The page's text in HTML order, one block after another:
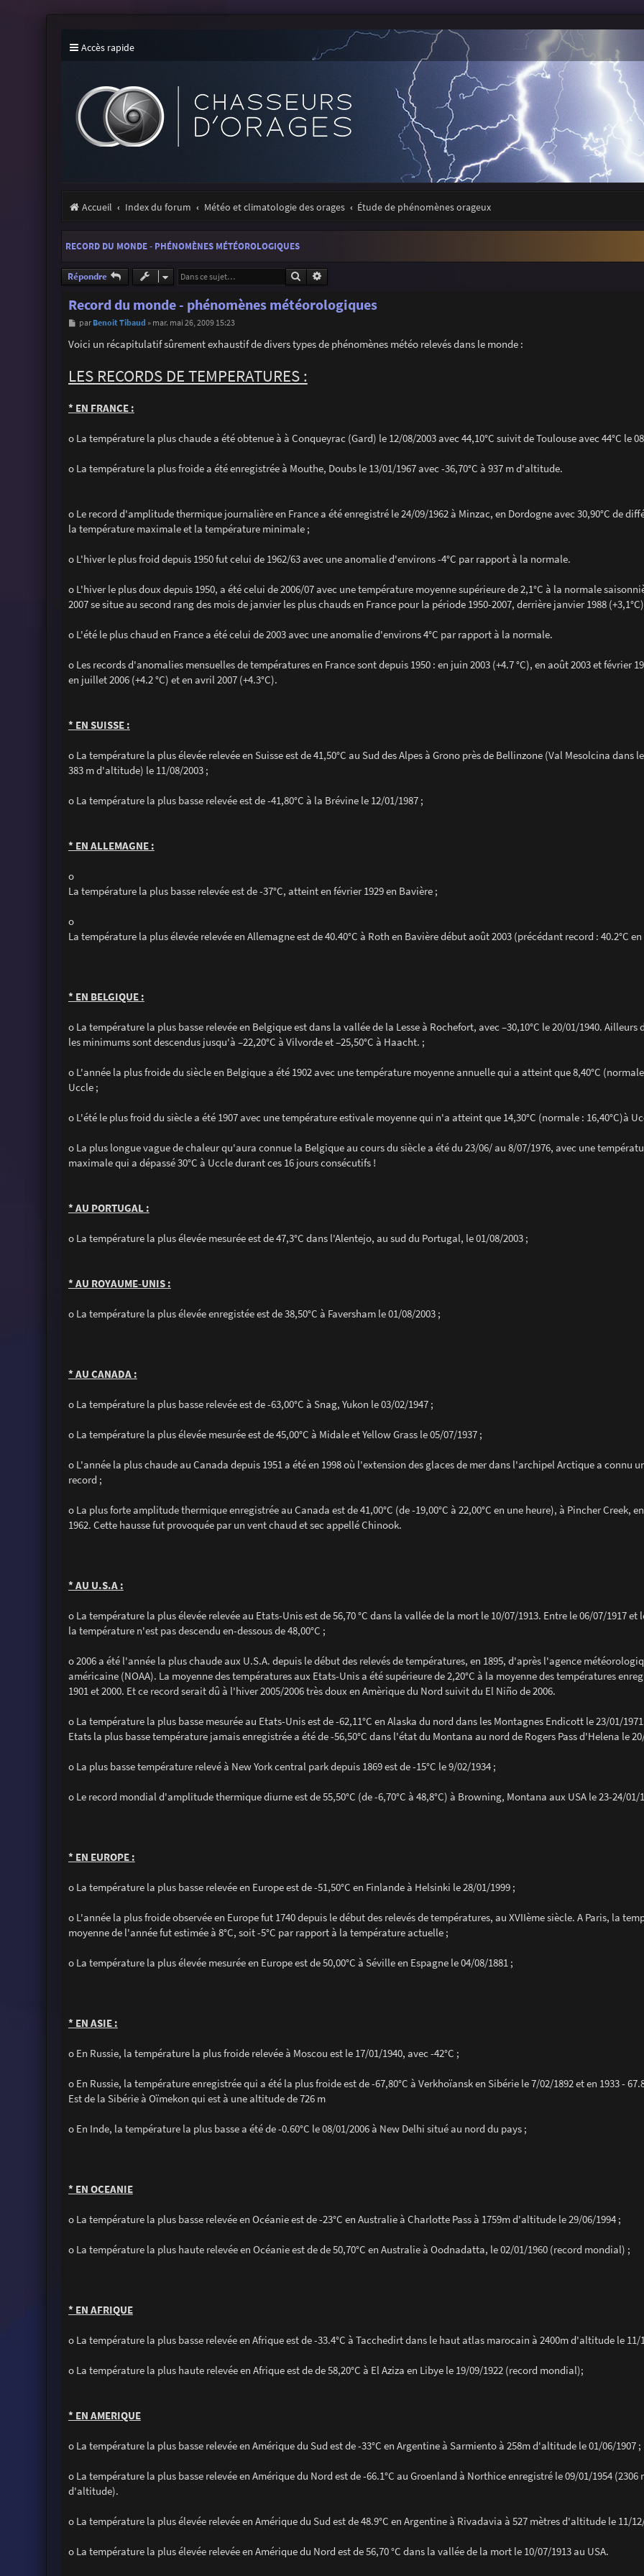
Accès rapide
Accueil Index du forum Météo et climatologie des orages Étude de phénomènes orageux
RECORD DU MONDE - PHÉNOMÈNES MÉTÉOROLOGIQUES
Répondre Rechercher
Record du monde - phénomènes météorologiques
M
s
s
g
e
par Benoit Tibaud » mar. mai 26, 2009 15:23
Voici un récapitulatif sûrement exhaustif de divers types de phénomènes météo relevés dans le monde :
LES RECORDS DE TEMPERATURES :
* EN FRANCE :
o La température la plus chaude a été obtenue à à Conqueyrac (Gard) le 12/08/2003 avec 44,10°C suivit de Toulouse avec 44°C le
o La température la plus froide a été enregistrée à Mouthe, Doubs le 13/01/1967 avec -36,70°C à 937 m d'altitude.
o Le record d'amplitude thermique journalière en France a été enregistré le 24/09/1962 à Minzac, en Dordogne avec 30,90°C de
la température maximale et la température minimale ;
o L'hiver le plus froid depuis 1950 fut celui de 1962/63 avec une anomalie d'environs -4°C par rapport à la normale.
o L'hiver le plus doux depuis 1950, a été celui de 2006/07 avec une température moyenne supérieure de 2,1°C à la normale
2007 se situe au second rang des mois de janvier les plus chauds en France pour la période 1950-2007, derrière janvier 1988
o L'été le plus chaud en France a été celui de 2003 avec une anomalie d'environs 4°C par rapport à la normale.
o Les records d'anomalies mensuelles de températures en France sont depuis 1950 : en juin 2003 (+4.7 °C), en août 2003 et février
en juillet 2006 (+4.2 °C) et en avril 2007 (+4.3°C).
* EN SUISSE :
o La température la plus élevée relevée en Suisse est de 41,50°C au Sud des Alpes à Grono près de Bellinzone (Val Mesolcina dans
383 m d'altitude) le 11/08/2003 ;
o La température la plus basse relevée est de -41,80°C à la Brévine le 12/01/1987 ;
* EN ALLEMAGNE :
o
La température la plus basse relevée est de -37°C, atteint en février 1929 en Bavière ;
o
La température la plus élevée relevée en Allemagne est de 40.40°C à Roth en Bavière début août 2003 (précédant record : 40.2°C en
* EN BELGIQUE :
o La température la plus basse relevée en Belgique est dans la vallée de la Lesse à Rochefort, avec –30,10°C le 20/01/1940. Ailleurs
les minimums sont descendus jusqu'à –22,20°C à Vilvorde et –25,50°C à Haacht. ;
o L'année la plus froide du siècle en Belgique a été 1902 avec une température moyenne annuelle qui a atteint que 8,40°C (normale
Uccle ;
o L'été le plus froid du siècle a été 1907 avec une température estivale moyenne qui n'a atteint que 14,30°C (normale : 16,40°C)à
o La plus longue vague de chaleur qu'aura connue la Belgique au cours du siècle a été du 23/06/ au 8/07/1976, avec une
maximale qui a dépassé 30°C à Uccle durant ces 16 jours consécutifs !
* AU PORTUGAL :
o La température la plus élevée mesurée est de 47,3°C dans l'Alentejo, au sud du Portugal, le 01/08/2003 ;
* AU ROYAUME-UNIS :
o La température la plus élevée enregistée est de 38,50°C à Faversham le 01/08/2003 ;
* AU CANADA :
o La température la plus basse relevée est de -63,00°C à Snag, Yukon le 03/02/1947 ;
o La température la plus élevée mesurée est de 45,00°C à Midale et Yellow Grass le 05/07/1937 ;
o L'année la plus chaude au Canada depuis 1951 a été en 1998 où l'extension des glaces de mer dans l'archipel Arctique a connu
record ;
o La plus forte amplitude thermique enregistrée au Canada est de 41,00°C (de -19,00°C à 22,00°C en une heure), à Pincher Creek,
1962. Cette hausse fut provoquée par un vent chaud et sec appellé Chinook.
* AU U.S.A :
o La température la plus élevée relevée au Etats-Unis est de 56,70 °C dans la vallée de la mort le 10/07/1913. Entre le 06/07/1917 et
la température n'est pas descendu en-dessous de 48,00°C ;
o 2006 a été l'année la plus chaude aux U.S.A. depuis le début des relevés de températures, en 1895, d'après l'agence
américaine (NOAA). La moyenne des températures aux Etats-Unis a été supérieure de 2,20°C à la moyenne des températures
1901 et 2000. Et ce record serait dû à l'hiver 2005/2006 très doux en Amèrique du Nord suivit du El Niño de 2006.
o La température la plus basse mesurée au Etats-Unis est de -62,11°C en Alaska du nord dans les Montagnes Endicott le 23/01/
Etats la plus basse température jamais enregistrée a été de -56,50°C dans l'état du Montana au nord de Rogers Pass d'Helena le
o La plus basse température relevé à New York central park depuis 1869 est de -15°C le 9/02/1934 ;
o Le record mondial d'amplitude thermique diurne est de 55,50°C (de -6,70°C à 48,8°C) à Browning, Montana aux USA le 23-24/01/
* EN EUROPE :
o La température la plus basse relevée en Europe est de -51,50°C en Finlande à Helsinki le 28/01/1999 ;
o L'année la plus froide observée en Europe fut 1740 depuis le début des relevés de températures, au XVIIème siècle. A Paris, la
moyenne de l'année fut estimée à 8°C, soit -5°C par rapport à la température actuelle ;
o La température la plus élevée mesurée en Europe est de 50,00°C à Séville en Espagne le 04/08/1881 ;
* EN ASIE :
o En Russie, la température la plus froide relevée à Moscou est le 17/01/1940, avec -42°C ;
o En Russie, la température enregistrée qui a été la plus froide est de -67,80°C à Verkhoïansk en Sibérie le 7/02/1892 et en 1933 -
Est de la Sibérie à Oïmekon qui est à une altitude de 726 m
o En Inde, la température la plus basse a été de -0.60°C le 08/01/2006 à New Delhi situé au nord du pays ;
* EN OCEANIE
o La température la plus basse relevée en Océanie est de -23°C en Australie à Charlotte Pass à 1759m d'altitude le 29/06/1994 ;
o La température la plus haute relevée en Océanie est de de 50,70°C en Australie à Oodnadatta, le 02/01/1960 (record mondial) ;
* EN AFRIQUE
o La température la plus basse relevée en Afrique est de -33.4°C à Tacchedirt dans le haut atlas marocain à 2400m d'altitude le 11/
o La température la plus haute relevée en Afrique est de de 58,20°C à El Aziza en Libye le 19/09/1922 (record mondial);
* EN AMERIQUE
o La température la plus basse relevée en Amérique du Sud est de -33°C en Argentine à Sarmiento à 258m d'altitude le 01/06/1907 ;
o La température la plus basse relevée en Amérique du Nord est de -66.1°C au Groenland à Northice enregistré le 09/01/1954 (2306
d'altitude).
o La température la plus élevée relevée en Amérique du Sud est de 48.9°C en Argentine à Rivadavia à 527 mètres d'altitude le 11/
o La température la plus élevée relevée en Amérique du Nord est de 56,70 °C dans la vallée de la mort le 10/07/1913 au USA.